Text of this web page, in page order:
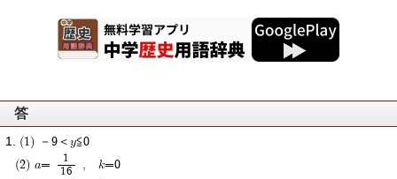
答
(1) －9＜y≦0
(2) a=
1
16
, k=0